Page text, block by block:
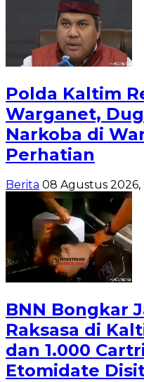
Polda Kaltim
Warganet,
Narkoba di
Perhatian
Berita 08 Agustus 2026,
BNN Bongkar
Raksasa di
dan 1.000
Etomidate